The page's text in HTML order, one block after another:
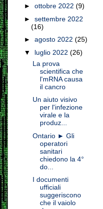
► ottobre 2022 (9)
► settembre 2022
(16)
► agosto 2022 (25)
▼ luglio 2022 (26)
La prova
scientifica che
l'mRNA causa
il cancro
Un aiuto visivo
per l'infezione
virale e la
produz...
Ontario ► Gli
operatori
sanitari
chiedono la 4°
do...
I documenti
ufficiali
suggeriscono
che il vaiolo